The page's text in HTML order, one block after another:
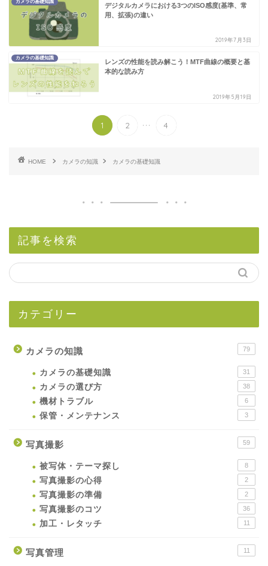
カメラの基礎知識
デジタルカメラにおける3つのISO感度(基準、常
用、拡張)の違い
2019年7月3日
カメラの基礎知識
レンズの性能を読み解こう！MTF曲線の概要と基
本的な読み方
2019年5月19日
1 2 ... 4
HOME カメラの知識 カメラの基礎知識
記事を検索
カテゴリー
カメラの知識 79
カメラの基礎知識 31
カメラの選び方 38
機材トラブル 6
保管・メンテナンス 3
写真撮影 59
被写体・テーマ探し 8
写真撮影の心得 2
写真撮影の準備 2
写真撮影のコツ 36
加工・レタッチ 11
写真管理 11